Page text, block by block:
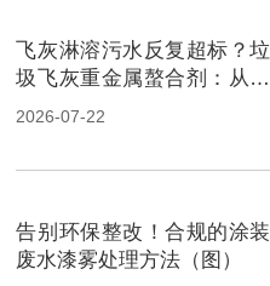
飞灰淋溶污水反复超标？垃
圾飞灰重金属螯合剂：从源
头实现固液双达标（图）
2026-07-22
告别环保整改！合规的涂装
废水漆雾处理方法（图）